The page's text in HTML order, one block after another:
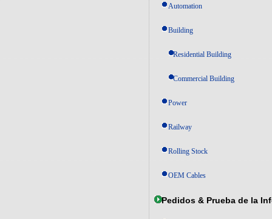
Automation
Building
Residential Building
Commercial Building
Power
Railway
Rolling Stock
OEM Cables
Pedidos & Prueba de la